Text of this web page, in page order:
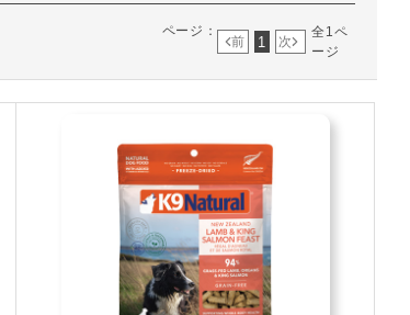
ページ：
前 1 次
全1ペ
ージ